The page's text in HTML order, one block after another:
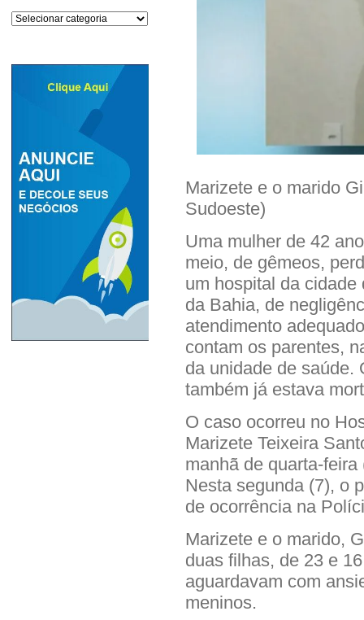
Categorias
Marizete e o marido
Sudoeste)
Uma mulher de 42
meio, de gêmeos,
um hospital da
da Bahia, de
atendimento
contam os parentes,
da unidade de saúde.
também já estava
O caso ocorreu no
Marizete Teixeira
manhã de quarta-
Nesta segunda (7), o
de ocorrência na
Marizete e o marido,
duas filhas, de 23 e
aguardavam com
meninos.